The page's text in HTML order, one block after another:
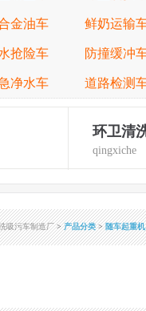
金油车 鲜奶运输
抢险车 防撞缓冲
净水车 道路检测
环卫清
qingxiche
吸污车制造厂>产品分类>随车起重机